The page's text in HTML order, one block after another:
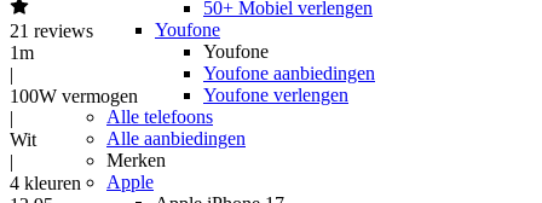
50+ Mobiel verlengen
Youfone
Youfone
Youfone aanbiedingen
Youfone verlengen
Alle telefoons
Alle aanbiedingen
Merken
Apple
21 reviews
1m
|
100W vermogen
|
Wit
|
4 kleuren